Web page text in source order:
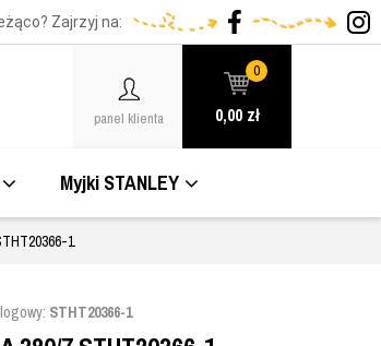
Zajrzyj na:
panel klienta
0
0,00 zł
Myjki STANLEY
1
STHT20366-1